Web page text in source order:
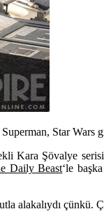
Star
Kara Şövalye
Daily Beast‘le
alakalıydı